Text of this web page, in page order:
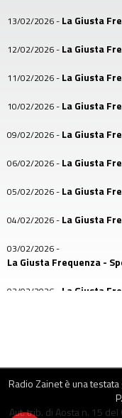
13/02/2026- La Giusta
12/02/2026- La Giusta
11/02/2026- La Giusta
10/02/2026- La Giusta
09/02/2026- La Giusta
06/02/2026- La Giusta
05/02/2026- La Giusta
04/02/2026- La Giusta
03/02/2026-
La Giusta Frequenza -
03/02/2026 La Giusta
28/01/2026 -
La Giusta Frequenza -
Radio Zainet è una
Aut. trib. di Aosta n. 15